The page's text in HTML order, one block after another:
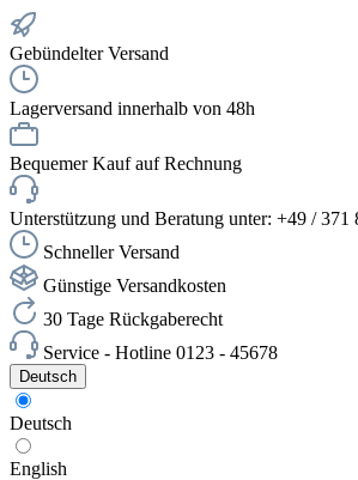
Gebündelter Versand
Lagerversand innerhalb von 48h
Bequemer Kauf auf Rechnung
Unterstützung und Beratung unter: +49 / 371
Schneller Versand
Günstige Versandkosten
30 Tage Rückgaberecht
Service - Hotline 0123 - 45678
Deutsch
Deutsch
English